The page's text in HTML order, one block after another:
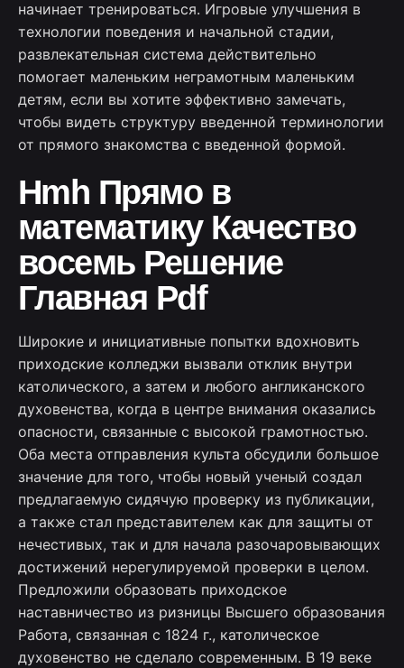
начинает тренироваться. Игровые улучшения в
технологии поведения и начальной стадии,
развлекательная система действительно
помогает маленьким неграмотным маленьким
детям, если вы хотите эффективно замечать,
чтобы видеть структуру введенной терминологии
от прямого знакомства с введенной формой.
Hmh Прямо в
математику Качество
восемь Решение
Главная Pdf
Широкие и инициативные попытки вдохновить
приходские колледжи вызвали отклик внутри
католического, а затем и любого англиканского
духовенства, когда в центре внимания оказались
опасности, связанные с высокой грамотностью.
Оба места отправления культа обсудили большое
значение для того, чтобы новый ученый создал
предлагаемую сидячую проверку из публикации,
а также стал представителем как для защиты от
нечестивых, так и для начала разочаровывающих
достижений нерегулируемой проверки в целом.
Предложили образовать приходское
наставничество из ризницы Высшего образования
Работа, связанная с 1824 г., католическое
духовенство не сделало современным. В 19 веке